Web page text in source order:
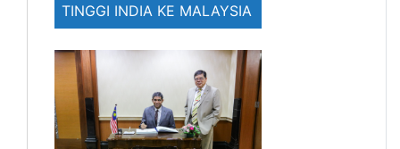
TINGGI INDIA KE MALAYSIA